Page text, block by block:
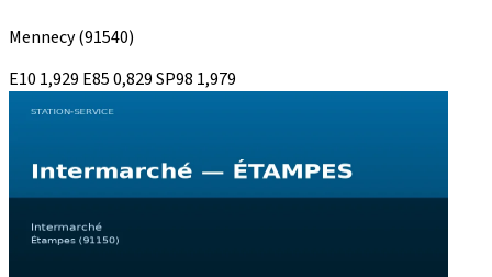
Mennecy(91540)
E10 1,929 E850,829SP98 1,979